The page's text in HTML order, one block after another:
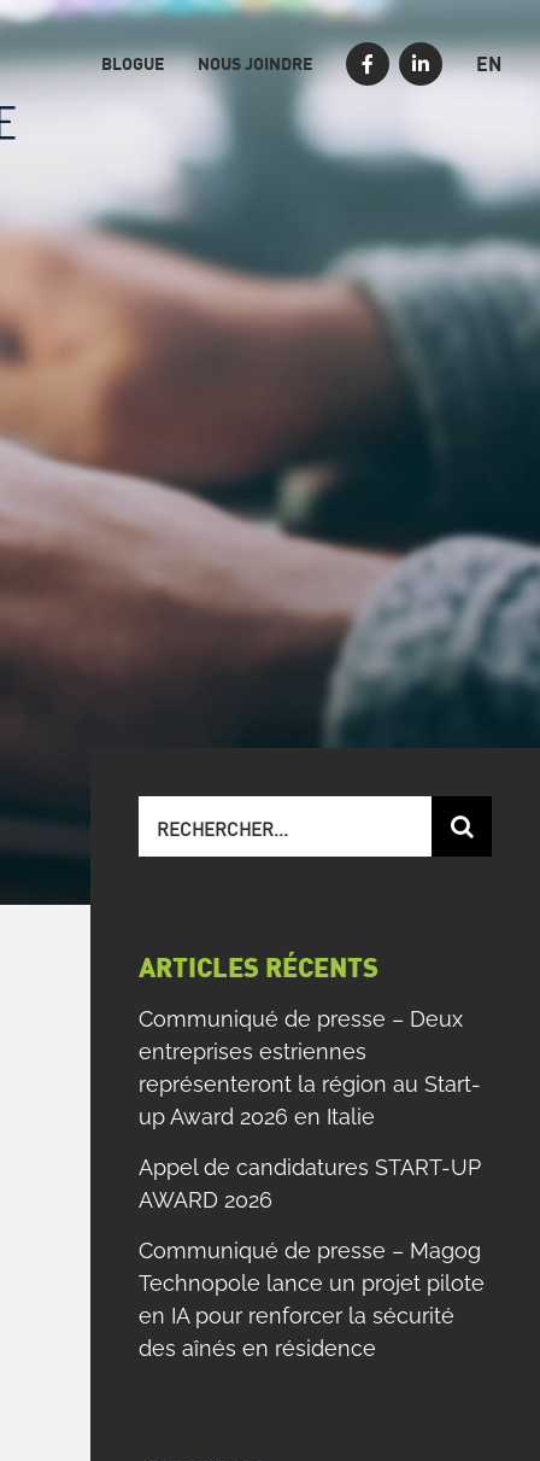
BLOGUE NOUS JOINDRE EN
sur
ARTICLES RÉCENTS
Communiqué de presse – Deux
entreprises estriennes
représenteront la région au Start-
up Award 2026 en Italie
Appel de candidatures START-UP
AWARD 2026
Communiqué de presse – Magog
Technopole lance un projet pilote
en IA pour renforcer la sécurité
des aînés en résidence